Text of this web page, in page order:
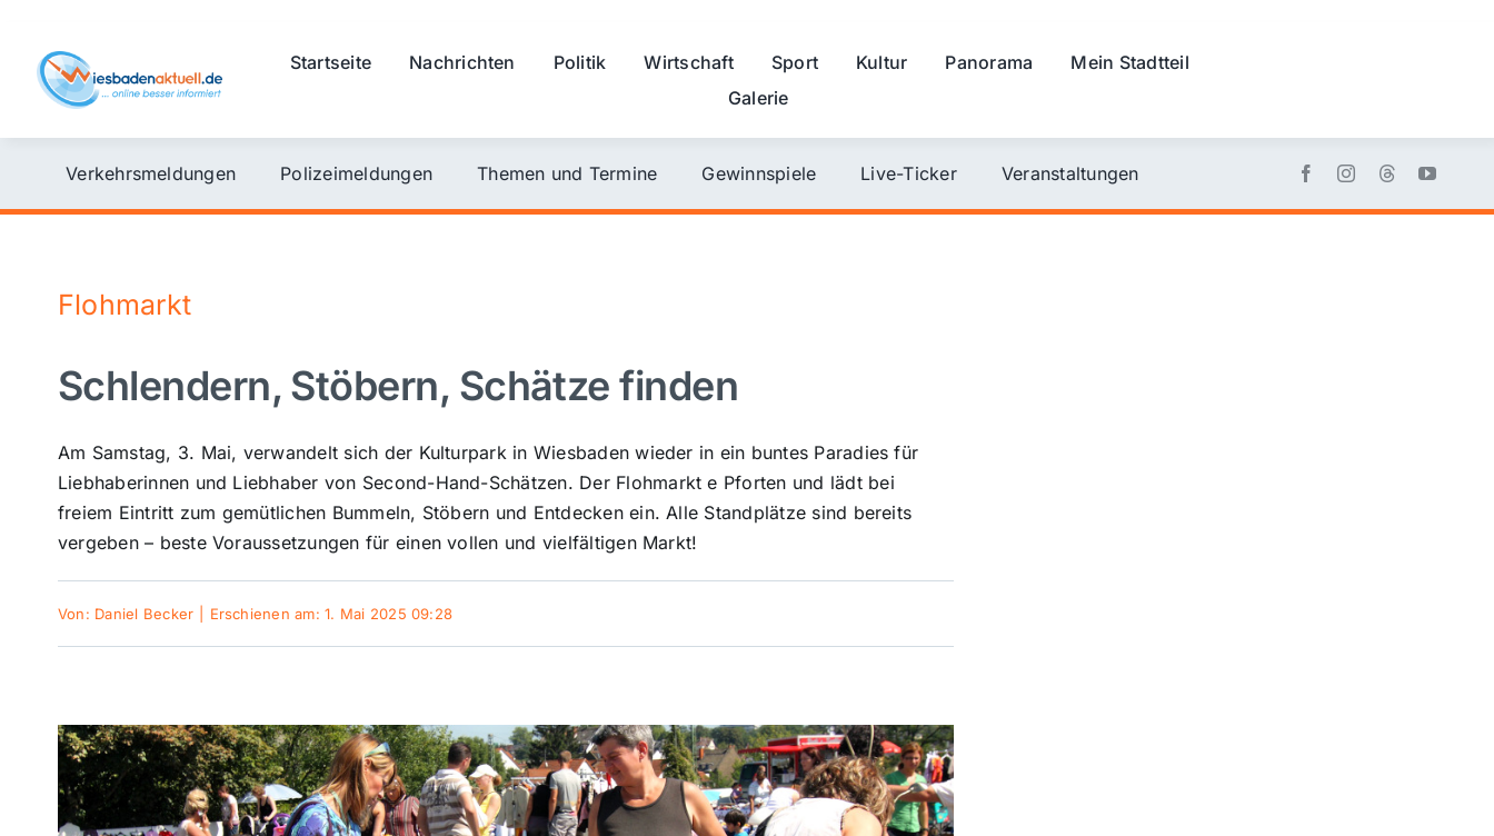
content
Startseite Nachrichten Politik Wirtschaft Sport Kultur Panorama
Mein Stadtteil
Galerie
Verkehrsmeldungen Polizeimeldungen Themen und Termine Gewinnspiele Live-Ticker Veranstaltungen
Flohmarkt
Schlendern, Stöbern, Schätze finden
Am Samstag, 3. Mai, verwandelt sich der Kulturpark in Wiesbaden wieder in ein buntes Paradies für
Liebhaberinnen und Liebhaber von Second-Hand-Schätzen. Der Flohmarkt e Pforten und lädt bei
freiem Eintritt zum gemütlichen Bummeln, Stöbern und Entdecken ein. Alle Standplätze sind bereits
vergeben – beste Voraussetzungen für einen vollen und vielfältigen Markt!
Von: Daniel Becker Erschienen am: 1. Mai 2025 09:28